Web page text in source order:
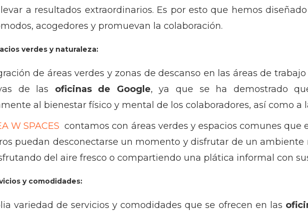
a resultados extraordinarios. Es por esto que hemos
acogedores y promuevan la colaboración.
verdes y naturaleza:
de áreas verdes y zonas de descanso en las áreas de
de las oficinas de Google, ya que se ha demostrado
al bienestar físico y mental de los colaboradores, así como a
W SPACES contamos con áreas verdes y espacios comunes que
puedan desconectarse un momento y disfrutar de un ambiente
del aire fresco o compartiendo una plática informal con
y comodidades:
variedad de servicios y comodidades que se ofrecen en las